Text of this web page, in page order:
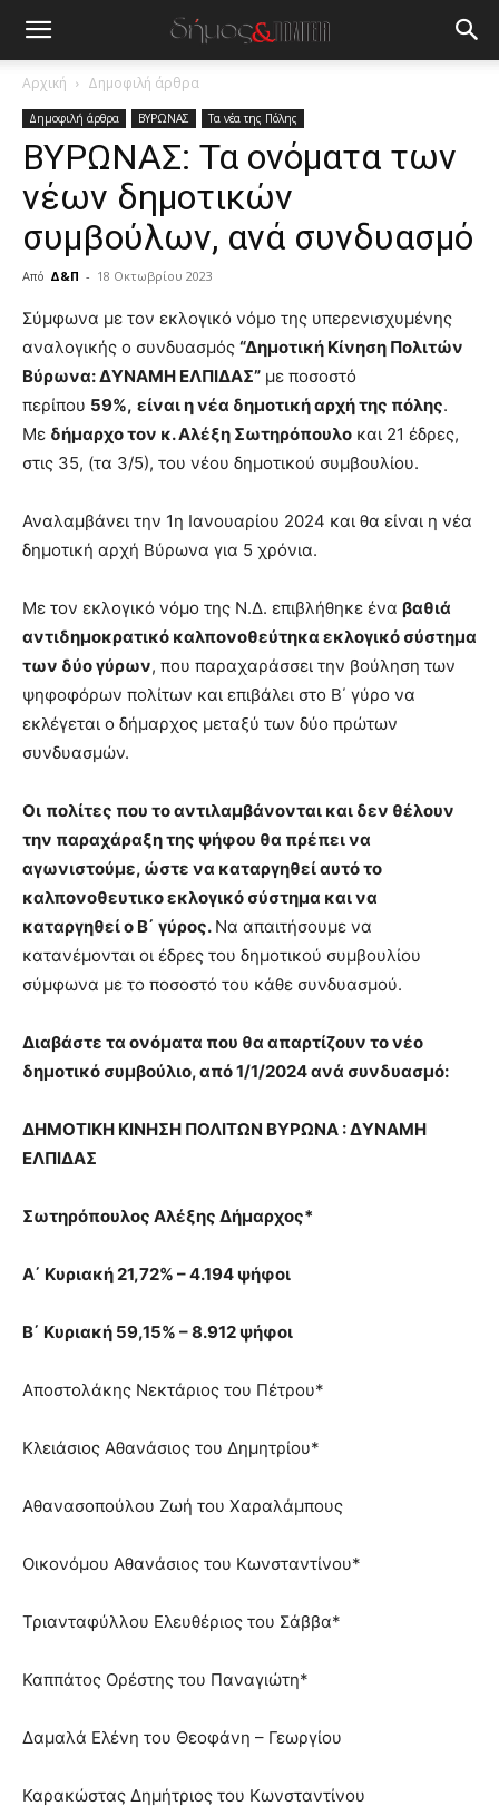
Αρχική Δημοφιλή άρθρα
Δημοφιλή άρθρα ΒΥΡΩΝΑΣ Τα νέα της Πόλης
ΒΥΡΩΝΑΣ: Τα ονόματα των
νέων δημοτικών
συμβούλων, ανά συνδυασμό
Από Δ&Π - 18 Οκτωβρίου 2023
blonde
lesbians
hot
cam
show.desi
xxx
teaches
you
of
pain.
pornhun
hd
porn
Σύμφωνα με τον εκλογικό νόμο της υπερενισχυμένης
αναλογικής ο συνδυασμός “Δημοτική Κίνηση Πολιτών
Βύρωνα: ΔΥΝΑΜΗ ΕΛΠΙΔΑΣ” με ποσοστό
περίπου 59%, είναι η νέα δημοτική αρχή της πόλης.
Με δήμαρχο τον κ. Αλέξη Σωτηρόπουλο και 21 έδρες,
στις 35, (τα 3/5), του νέου δημοτικού συμβουλίου.
Αναλαμβάνει την 1η Ιανουαρίου 2024 και θα είναι η νέα
δημοτική αρχή Βύρωνα για 5 χρόνια.
Με τον εκλογικό νόμο της Ν.Δ. επιβλήθηκε ένα βαθιά
αντιδημοκρατικό καλπονοθεύτηκα εκλογικό σύστημα
των δύο γύρων, που παραχαράσσει την βούληση των
ψηφοφόρων πολίτων και επιβάλει στο Β΄ γύρο να
εκλέγεται ο δήμαρχος μεταξύ των δύο πρώτων
συνδυασμών.
Οι πολίτες που το αντιλαμβάνονται και δεν θέλουν
την παραχάραξη της ψήφου θα πρέπει να
αγωνιστούμε, ώστε να καταργηθεί αυτό το
καλπονοθευτικο εκλογικό σύστημα και να
καταργηθεί ο Β΄ γύρος. Να απαιτήσουμε να
κατανέμονται οι έδρες του δημοτικού συμβουλίου
σύμφωνα με το ποσοστό του κάθε συνδυασμού.
Διαβάστε τα ονόματα που θα απαρτίζουν το νέο
δημοτικό συμβούλιο, από 1/1/2024 ανά συνδυασμό:
ΔΗΜΟΤΙΚΗ ΚΙΝΗΣΗ ΠΟΛΙΤΩΝ ΒΥΡΩΝΑ : ΔΥΝΑΜΗ
ΕΛΠΙΔΑΣ
Σωτηρόπουλος Αλέξης Δήμαρχος*
Α΄ Κυριακή 21,72% – 4.194 ψήφοι
Β΄ Κυριακή 59,15% – 8.912 ψήφοι
Αποστολάκης Νεκτάριος του Πέτρου*
Κλειάσιος Αθανάσιος του Δημητρίου*
Αθανασοπούλου Ζωή του Χαραλάμπους
Οικονόμου Αθανάσιος του Κωνσταντίνου*
Τριανταφύλλου Ελευθέριος του Σάββα*
Καππάτος Ορέστης του Παναγιώτη*
Δαμαλά Ελένη του Θεοφάνη – Γεωργίου
Καρακώστας Δημήτριος του Κωνσταντίνου